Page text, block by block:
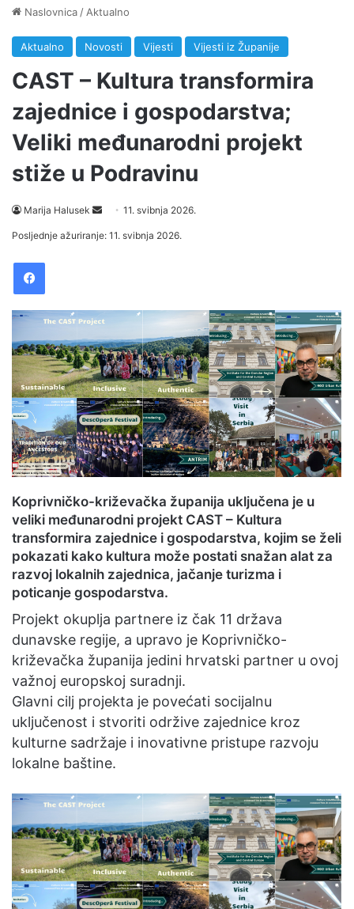
Naslovnica / Aktualno
Aktualno Novosti Vijesti Vijesti iz Županije
CAST – Kultura transformira
zajednice i gospodarstva;
Veliki međunarodni projekt
stiže u Podravinu
Marija Halusek
e
m
a
i
l
11. svibnja 2026.
Posljednje ažuriranje: 11. svibnja 2026.
Koprivničko-križevačka županija uključena je u
veliki međunarodni projekt CAST – Kultura
transformira zajednice i gospodarstva, kojim se želi
pokazati kako kultura može postati snažan alat za
razvoj lokalnih zajednica, jačanje turizma i
poticanje gospodarstva.
Projekt okuplja partnere iz čak 11 država
dunavske regije, a upravo je Koprivničko-
križevačka županija jedini hrvatski partner u ovoj
važnoj europskoj suradnji.
Glavni cilj projekta je povećati socijalnu
uključenost i stvoriti održive zajednice kroz
kulturne sadržaje i inovativne pristupe razvoju
lokalne baštine.